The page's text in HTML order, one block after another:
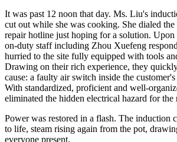
It was past 12 noon that day. Ms. Liu's
cut out while she was cooking. She dialed the
repair hotline just hoping for a solution.
on-duty staff including Zhou Xuefeng
hurried to the site fully equipped with tools
Drawing on their rich experience, they
cause: a faulty air switch inside the
With standardized, proficient and well-
eliminated the hidden electrical hazard for the
Power was restored in a flash. The induction
to life, steam rising again from the pot,
everyone present.